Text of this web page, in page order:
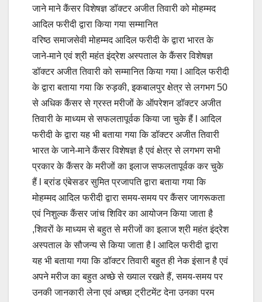
जाने माने कैंसर विशेषज्ञ डॉक्टर अजीत तिवारी को मोहम्मद
आदिल फरीदी द्वारा किया गया सम्मानित
वरिष्ठ समाजसेवी मोहम्मद आदिल फरीदी के द्वारा भारत के
जाने-माने एवं श्री महंत इंद्रेश अस्पताल के कैंसर विशेषज्ञ
डॉक्टर अजीत तिवारी को सम्मानित किया गया l आदिल फरीदी
के द्वारा बताया गया कि रुड़की, इकबालपुर क्षेत्र से लगभग 50
से अधिक कैंसर से ग्रस्त मरीजों के ऑपरेशन डॉक्टर अजीत
तिवारी के माध्यम से सफलतापूर्वक किया जा चुके हैं l आदिल
फरीदी के द्वारा यह भी बताया गया कि डॉक्टर अजीत तिवारी
भारत के जाने-माने कैंसर विशेषज्ञ है एवं क्षेत्र से लगभग सभी
प्रकार के कैंसर के मरीजों का इलाज सफलतापूर्वक कर चुके
हैं l ब्रांड एंबेसडर सुमित प्रजापति द्वारा बताया गया कि
मोहम्मद आदिल फरीदी द्वारा समय-समय पर कैंसर जागरूकता
एवं निशुल्क कैंसर जांच शिविर का आयोजन किया जाता है
,शिवरों के माध्यम से बहुत से मरीजों का इलाज श्री महंत इंद्रेश
अस्पताल के सौजन्य से किया जाता है l आदिल फरीदी द्वारा
यह भी बताया गया कि डॉक्टर तिवारी बहुत ही नेक इंसान है एवं
अपने मरीज का बहुत अच्छे से ख्याल रखते हैं, समय-समय पर
उनकी जानकारी लेना एवं अच्छा ट्रीटमेंट देना उनका परम